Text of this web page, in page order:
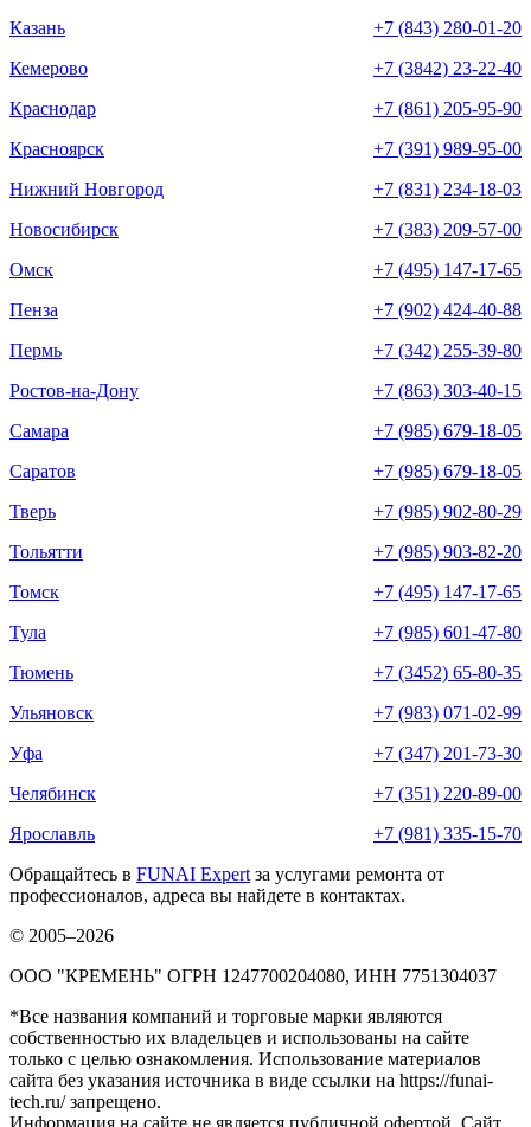
Казань
+7 (843) 280-01-20
Кемерово
+7 (3842) 23-22-40
Краснодар
+7 (861) 205-95-90
Красноярск
+7 (391) 989-95-00
Нижний Новгород
+7 (831) 234-18-03
Новосибирск
+7 (383) 209-57-00
Омск
+7 (495) 147-17-65
Пенза
+7 (902) 424-40-88
Пермь
+7 (342) 255-39-80
Ростов-на-Дону
+7 (863) 303-40-15
Самара
+7 (985) 679-18-05
Саратов
+7 (985) 679-18-05
Тверь
+7 (985) 902-80-29
Тольятти
+7 (985) 903-82-20
Томск
+7 (495) 147-17-65
Тула
+7 (985) 601-47-80
Тюмень
+7 (3452) 65-80-35
Ульяновск
+7 (983) 071-02-99
Уфа
+7 (347) 201-73-30
Челябинск
+7 (351) 220-89-00
Ярославль
+7 (981) 335-15-70
Обращайтесь в FUNAI Expert за услугами ремонта от
профессионалов, адреса вы найдете в контактах.
© 2005–2026
ООО "КРЕМЕНЬ" ОГРН 1247700204080, ИНН 7751304037
*Все названия компаний и торговые марки являются
собственностью их владельцев и использованы на сайте
только с целью ознакомления. Использование материалов
сайта без указания источника в виде ссылки на https://funai-
tech.ru/ запрещено.
Информация на сайте не является публичной офертой. Сайт